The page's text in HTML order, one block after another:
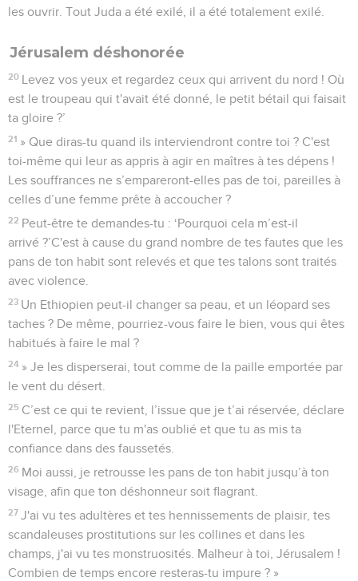
les ouvrir. Tout Juda a été exilé, il a été totalement exilé.
Jérusalem déshonorée
20 Levez vos yeux et regardez ceux qui arrivent du nord ! Où
est le troupeau qui t'avait été donné, le petit bétail qui faisait
ta gloire ?’
21 » Que diras-tu quand ils interviendront contre toi ? C'est
toi-même qui leur as appris à agir en maîtres à tes dépens !
Les souffrances ne s’empareront-elles pas de toi, pareilles à
celles d’une femme prête à accoucher ?
22 Peut-être te demandes-tu : ‘Pourquoi cela m’est-il
arrivé ?’C'est à cause du grand nombre de tes fautes que les
pans de ton habit sont relevés et que tes talons sont traités
avec violence.
23 Un Ethiopien peut-il changer sa peau, et un léopard ses
taches ? De même, pourriez-vous faire le bien, vous qui êtes
habitués à faire le mal ?
24 » Je les disperserai, tout comme de la paille emportée par
le vent du désert.
25 C’est ce qui te revient, l’issue que je t’ai réservée, déclare
l'Eternel, parce que tu m'as oublié et que tu as mis ta
confiance dans des faussetés.
26 Moi aussi, je retrousse les pans de ton habit jusqu’à ton
visage, afin que ton déshonneur soit flagrant.
27 J'ai vu tes adultères et tes hennissements de plaisir, tes
scandaleuses prostitutions sur les collines et dans les
champs, j'ai vu tes monstruosités. Malheur à toi, Jérusalem !
Combien de temps encore resteras-tu impure ? »